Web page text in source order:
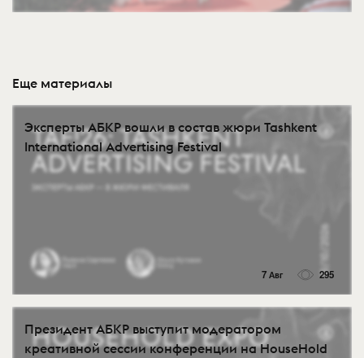
Еще материалы
Эксперты АБКР вошли в состав жюри Tashkent
International Advertising Festival
7 Авг 295
Президент АБКР выступит модератором
креативной сессии конференции на HouseHold